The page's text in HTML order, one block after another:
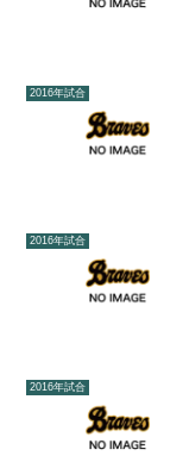
2016年試合
2016年試合
2016年試合